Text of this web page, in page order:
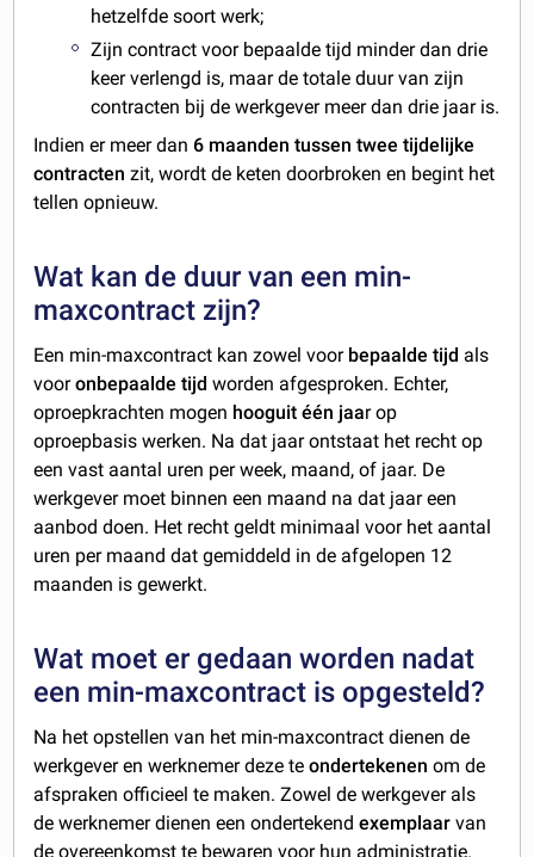
hetzelfde soort werk;
Zijn contract voor bepaalde tijd minder dan drie
keer verlengd is, maar de totale duur van zijn
contracten bij de werkgever meer dan drie jaar is.
Indien er meer dan 6 maanden tussen twee tijdelijke
contracten zit, wordt de keten doorbroken en begint het
tellen opnieuw.
Wat kan de duur van een min-
maxcontract zijn?
Een min-maxcontract kan zowel voor bepaalde tijd als
vooronbepaalde tijdworden afgesproken. Echter,
oproepkrachten mogen hooguit één jaar op
oproepbasis werken. Na dat jaar ontstaat het recht op
een vast aantal uren per week, maand, of jaar. De
werkgever moet binnen een maand na dat jaar een
aanbod doen. Het recht geldt minimaal voor het aantal
uren per maand dat gemiddeld in de afgelopen 12
maanden is gewerkt.
Wat moet er gedaan worden nadat
een min-maxcontract is opgesteld?
Na het opstellen van het min-maxcontract dienen de
werkgever en werknemer deze teondertekenenom de
afspraken officieel te maken. Zowel de werkgever als
de werknemer dienen een ondertekendexemplaarvan
de overeenkomst te bewaren voor hun administratie.